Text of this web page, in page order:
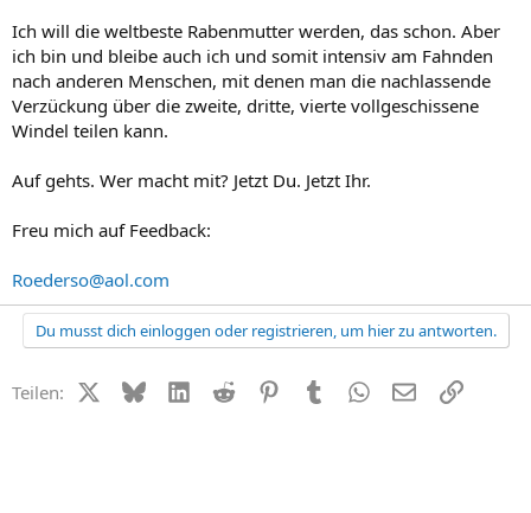
Ich will die weltbeste Rabenmutter werden, das schon. Aber
ich bin und bleibe auch ich und somit intensiv am Fahnden
nach anderen Menschen, mit denen man die nachlassende
Verzückung über die zweite, dritte, vierte vollgeschissene
Windel teilen kann.
Auf gehts. Wer macht mit? Jetzt Du. Jetzt Ihr.
Freu mich auf Feedback:
Roederso@aol.com
Du musst dich einloggen oder registrieren, um hier zu antworten.
Teilen: X (Twitter)
BlueskyLinkedIn
Reddit PinterestTumblr WhatsApp
E-MailLink